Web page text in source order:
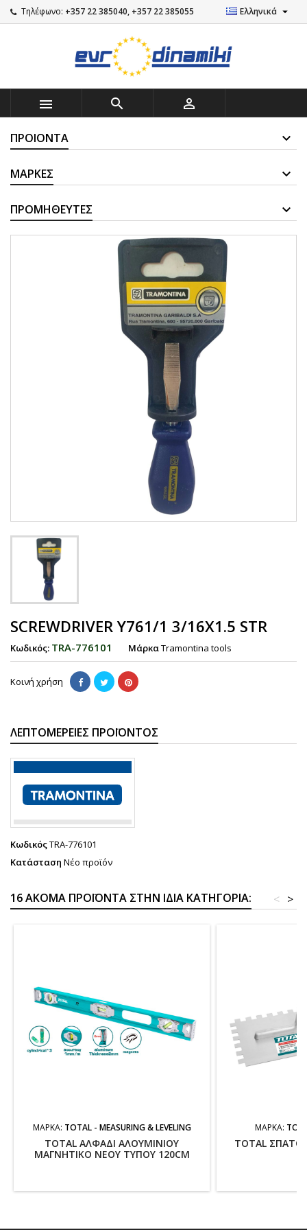
Τηλέφωνο: +357 22 385040, +357 22 385055 Ελληνικά 
  
ΠΡΟΙΌΝΤΑ
ΜΆΡΚΕΣ
ΠΡΟΜΗΘΕΥΤΈΣ
SCREWDRIVER Y761/1 3/16X1.5 STR
Κωδικός: TRA-776101 ΜάρκαTramontina tools
Κοινή χρήση
ΛΕΠΤΟΜΈΡΕΙΕΣ ΠΡΟΪΌΝΤΟΣ
ΚωδικόςTRA-776101
Κατάσταση Νέο προϊόν
16 ΑΚΌΜΑ ΠΡΟΪΌΝΤΑ ΣΤΗΝ ΊΔΙΑ ΚΑΤΗΓΟΡΊΑ: >
<
ΜΆΡΚΑ: TOTAL - MEASURING & LEVELING
TOTAL ΑΛΦΑΔΙ ΑΛΟΥΜΙΝΙΟΥ
ΜΑΓΝΗΤΙΚΟ ΝΕΟΥ ΤΥΠΟΥ 120CM
ΜΆΡΚΑ:
TOTAL